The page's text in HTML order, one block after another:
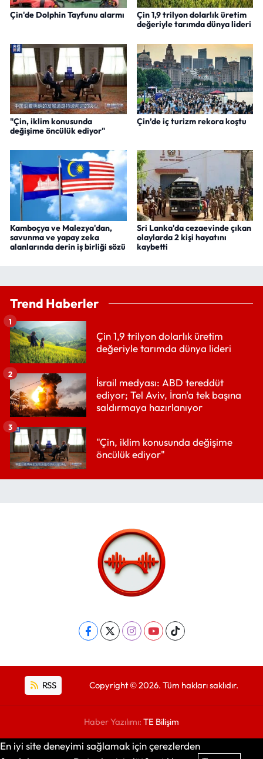
Çin'de Dolphin Tayfunu alarmı
Çin 1,9 trilyon dolarlık üretim
değeriyle tarımda dünya lideri
"Çin, iklim konusunda
değişime öncülük ediyor"
Çin’de iç turizm rekora koştu
Kamboçya ve Malezya'dan,
savunma ve yapay zeka
alanlarında derin iş birliği sözü
Sri Lanka'da cezaevinde çıkan
olaylarda 2 kişi hayatını
kaybetti
Trend Haberler
Çin 1,9 trilyon dolarlık üretim
değeriyle tarımda dünya lideri
1
İsrail medyası: ABD tereddüt
ediyor; Tel Aviv, İran'a tek başına
saldırmaya hazırlanıyor
2
"Çin, iklim konusunda değişime
öncülük ediyor"
3
RSS Copyright © 2026. Tüm hakları saklıdır.
Haber Yazılımı: TE Bilişim
En iyi site deneyimi sağlamak için çerezlerden